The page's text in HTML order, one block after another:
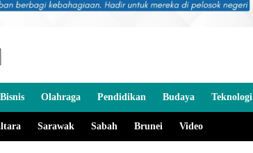
Olahraga Pendidikan Budaya Teknologi
Sarawak Sabah Brunei Video